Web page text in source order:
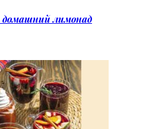
домашний лимонад